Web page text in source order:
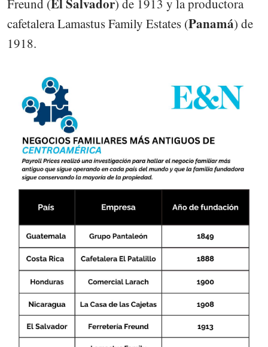
Freund (El Salvador) de 1913 y la productora
cafetalera Lamastus Family Estates (Panamá) de
1918.